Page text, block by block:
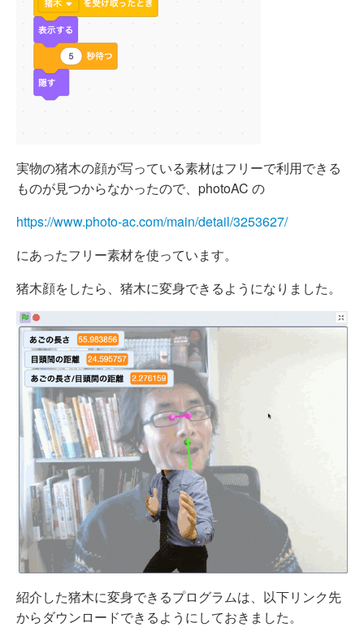
実物の猪木の顔が写っている素材はフリーで利用できる
ものが見つからなかったので、photoAC の
https://www.photo-ac.com/main/detail/3253627/
にあったフリー素材を使っています。
猪木顔をしたら、猪木に変身できるようになりました。
紹介した猪木に変身できるプログラムは、以下リンク先
からダウンロードできるようにしておきました。